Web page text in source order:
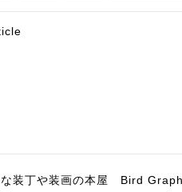
装丁や装画の本屋 Bird